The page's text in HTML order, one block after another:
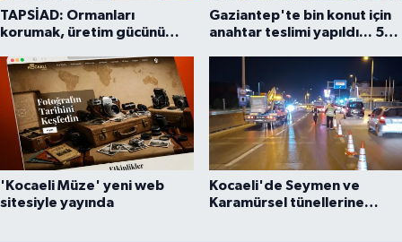
TAPSİAD: Ormanları
korumak, üretim gücünü
Gaziantep'te bin konut için
anahtar teslimi yapıldı... 5
'Kocaeli Müze' yeni web
sitesiyle yayında
Kocaeli'de Seymen ve
Karamürsel tünellerine